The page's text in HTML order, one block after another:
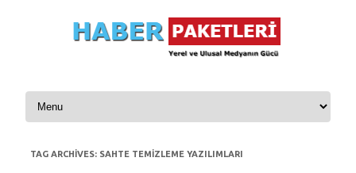
Skip to content
TAG ARCHIVES: SAHTE TEMIZLEME YAZILIMLARI